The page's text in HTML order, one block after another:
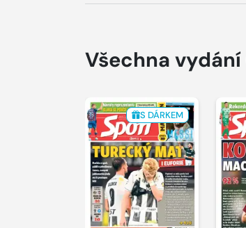
Všechna vydání
S DÁRKEM